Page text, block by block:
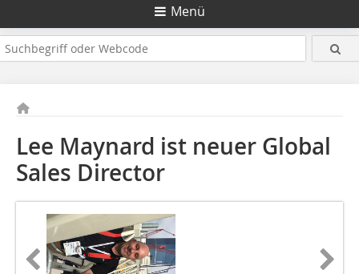
Menü
Lee Maynard ist neuer Global
Sales Director